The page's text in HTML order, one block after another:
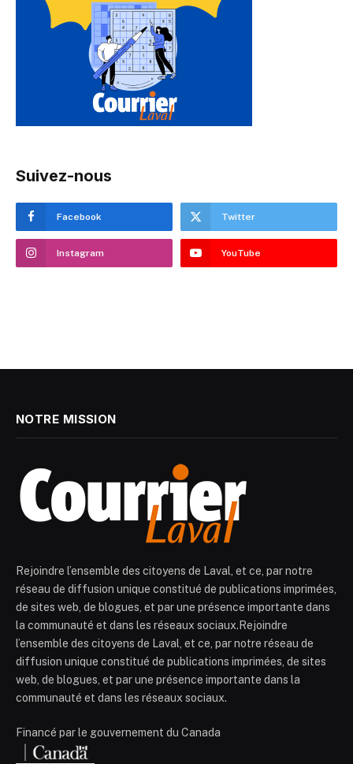
Suivez-nous
Facebook Twitter
Instagram YouTube
NOTRE MISSION
Rejoindre l’ensemble des citoyens de Laval, et ce, par notre
réseau de diffusion unique constitué de publications imprimées,
de sites web, de blogues, et par une présence importante dans
la communauté et dans les réseaux sociaux.Rejoindre
l’ensemble des citoyens de Laval, et ce, par notre réseau de
diffusion unique constitué de publications imprimées, de sites
web, de blogues, et par une présence importante dans la
communauté et dans les réseaux sociaux.
Financé par le gouvernement du Canada